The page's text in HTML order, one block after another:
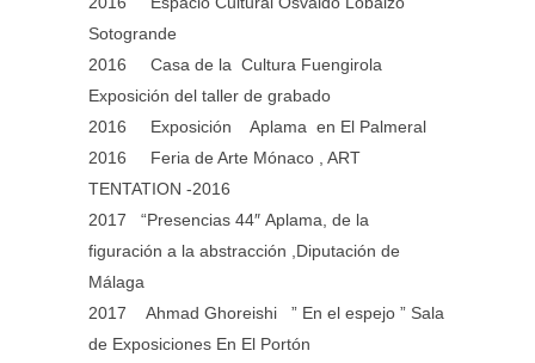
Sotogrande
2016 Casa de la Cultura Fuengirola
Exposición del taller de grabado
2016 Exposición Aplama en El Palmeral
2016 Feria de Arte Mónaco , ART
TENTATION -2016
2017 “Presencias 44″ Aplama, de la
figuración a la abstracción ,Diputación de
Málaga
2017 Ahmad Ghoreishi ” En el espejo ” Sala
de Exposiciones En El Portón